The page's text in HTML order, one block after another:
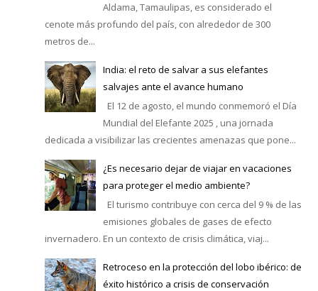
Aldama, Tamaulipas, es considerado el
cenote más profundo del país, con alrededor de 300
metros de...
India: el reto de salvar a sus elefantes
salvajes ante el avance humano
El 12 de agosto, el mundo conmemoró el Día
Mundial del Elefante 2025 , una jornada
dedicada a visibilizar las crecientes amenazas que pone...
¿Es necesario dejar de viajar en vacaciones
para proteger el medio ambiente?
El turismo contribuye con cerca del 9 % de las
emisiones globales de gases de efecto
invernadero. En un contexto de crisis climática, viaj...
Retroceso en la protección del lobo ibérico: de
éxito histórico a crisis de conservación